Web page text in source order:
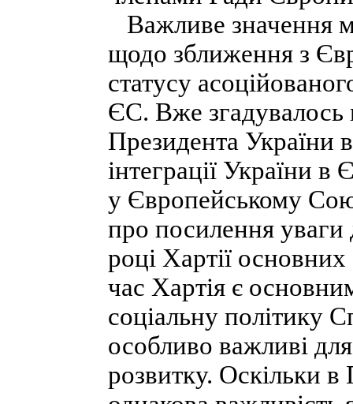
Важливе значення
щодо зближення з
статусу
ЄС. Вже згадувалось
Президента України
інтеграції України
у Європейському
про посилення уваги
році Хартії
час Хартія є
соціальну політику
особливо важливі
розвитку. Оскільки